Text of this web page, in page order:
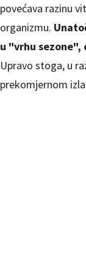
povećava razinu
organizmu.
u "vrhu sezone",
Upravo stoga, u
prekomjernom